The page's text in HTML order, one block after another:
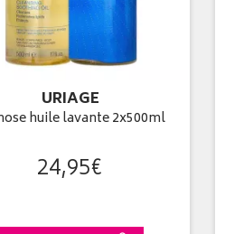
URIAGE
huile lavante 2x500ml
24,95€